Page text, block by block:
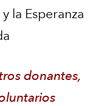
la Esperanza
donantes,